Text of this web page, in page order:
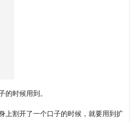
的时候用到。
上割开了一个口子的时候，就要用到扩